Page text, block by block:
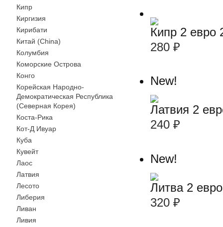
Кипр
Киргизия
Кирибати
Китай (China)
Колумбия
Коморские Острова
Конго
Корейская Народно-
Демократическая Республика
(Северная Корея)
Коста-Рика
Кот-Д Ивуар
Куба
Кувейт
Лаос
Латвия
Лесото
Либерия
Ливан
Ливия
Кипр 2 евро
280 ₽
New!
Латвия 2
240 ₽
New!
Литва 2
320 ₽